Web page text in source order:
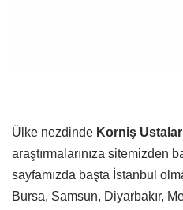
Ülke nezdinde Korniş
araştırmalarınıza sitemizden
sayfamızda başta İstanbul
Bursa, Samsun, Diyarbakır,